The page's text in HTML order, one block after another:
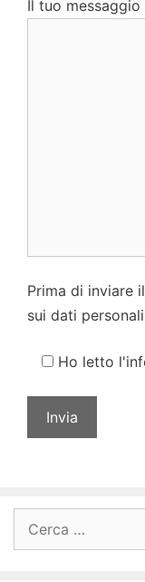
Il tuo messaggio
Prima di inviare
sui dati
Ho letto
per: